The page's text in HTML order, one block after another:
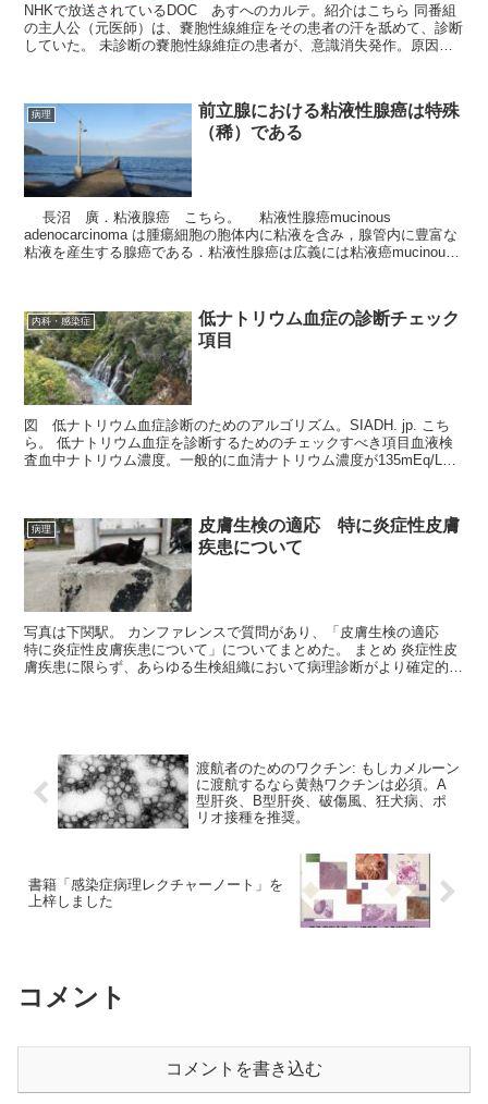
NHKで放送されているDOC あすへのカルテ。紹介はこちら 同番組
の主人公（元医師）は、嚢胞性線維症をその患者の汗を舐めて、診断
していた。 未診断の嚢胞性線維症の患者が、意識消失発作。原因は
病理
前立腺における粘液性腺癌は特殊
（稀）である
長沼 廣．粘液腺癌 こちら。 粘液性腺癌mucinous
adenocarcinoma は腫瘍細胞の胞体内に粘液を含み，腺管内に豊富な
粘液を産生する腺癌である．粘液性腺癌は広義には粘液癌mucinous
内科・感染症
低ナトリウム血症の診断チェック
項目
図 低ナトリウム血症診断のためのアルゴリズム。SIADH. jp. こち
ら。 低ナトリウム血症を診断するためのチェックすべき項目血液検
査血中ナトリウム濃度。一般的に血清ナトリウム濃度が135mEq/L未
病理
皮膚生検の適応 特に炎症性皮膚
疾患について
写真は下関駅。 カンファレンスで質問があり、「皮膚生検の適応
特に炎症性皮膚疾患について」についてまとめた。 まとめ 炎症性皮
膚疾患に限らず、あらゆる生検組織において病理診断がより確定的な
渡航者のためのワクチン: もしカメルーン
に渡航するなら黄熱ワクチンは必須。A
型肝炎、B型肝炎、破傷風、狂犬病、ポ
リオ接種を推奨。
書籍「感染症病理レクチャーノート」を
上梓しました
コメント
コメントを書き込む